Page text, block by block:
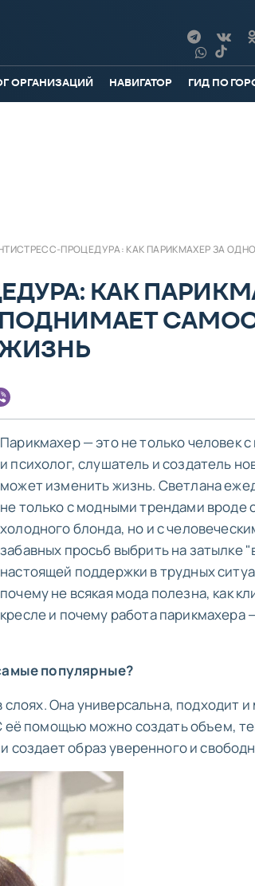
ОРГАНИЗАЦИЙ НАВИГАТОР ГИД ПО
ПРОЦЕДУРА: КАК ПАРИКМАХЕР ЗА
КАК
ЖИЗНЬ
Парикмахер — это не только человек
и психолог, слушатель и создатель
может изменить жизнь. Светлана
не только с модными трендами вроде
холодного блонда, но и с
забавных просьб выбрить на затылке
настоящей поддержки в трудных
почему не всякая мода полезна, как
кресле и почему работа парикмахера
популярные?
Она универсальна, подходит
помощью можно создать объем,
образ уверенного и